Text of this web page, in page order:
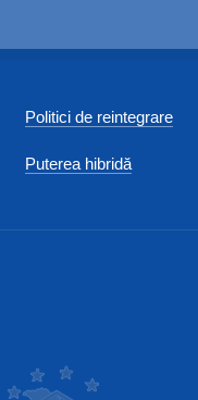
Politici de reintegrare
Puterea hibridă